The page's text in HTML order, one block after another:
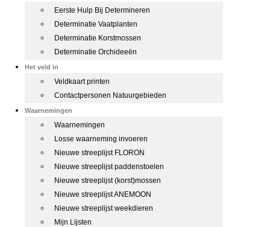
Eerste Hulp Bij Determineren
Determinatie Vaatplanten
Determinatie Korstmossen
Determinatie Orchideeën
Het veld in
Veldkaart printen
Contactpersonen Natuurgebieden
Waarnemingen
Waarnemingen
Losse waarneming invoeren
Nieuwe streeplijst FLORON
Nieuwe streeplijst paddenstoelen
Nieuwe streeplijst (korst)mossen
Nieuwe streeplijst ANEMOON
Nieuwe streeplijst weekdieren
Mijn Lijsten